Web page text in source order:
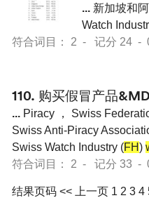
... 新加坡和
Watch
符合词目： 2 - 记分 24 -
110. 购买假冒产品
... Piracy ， Swiss
Swiss Anti-Piracy
Swiss Watch Industry (FH)
符合词目： 2 - 记分 33 -
结果页码 << 上一页 1 2 3 4